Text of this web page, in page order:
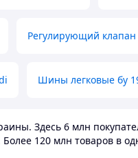
Регулирующий
Шины легковые бу
Здесь 6 млн
120 млн товаров в